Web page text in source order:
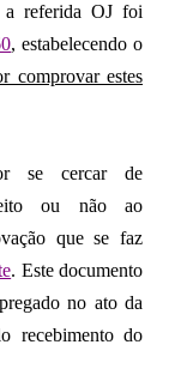
a referida OJ foi
, estabelecendo o
comprovar estes
se cercar de
ou não ao
que se faz
. Este documento
no ato da
recebimento do